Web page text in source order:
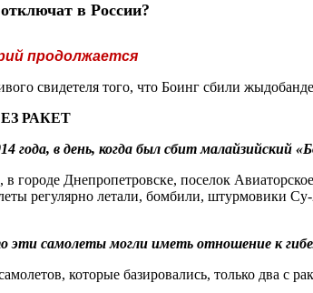
в России?
продолжается
свидетеля того, что Боинг сбили
РАКЕТ
года, в день, когда был сбит малайзийский
городе Днепропетровске, поселок
регулярно летали, бомбили, штурмовики
эти самолеты могли иметь отношение к
которые базировались, только два с